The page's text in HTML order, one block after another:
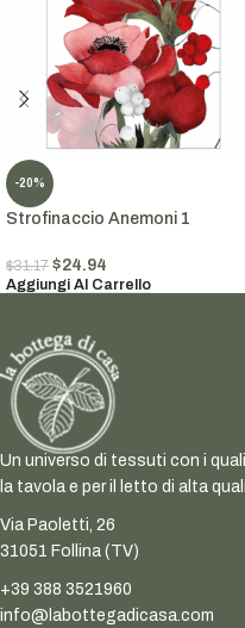
-20%
Strofinaccio Anemoni 1
$31.17 $24.94
Aggiungi Al Carrello
Un universo di tessuti con i
la tavola e per il letto di alta
Via Paoletti, 26
31051 Follina (TV)
+39 388 3521960
info@labottegadicasa.com